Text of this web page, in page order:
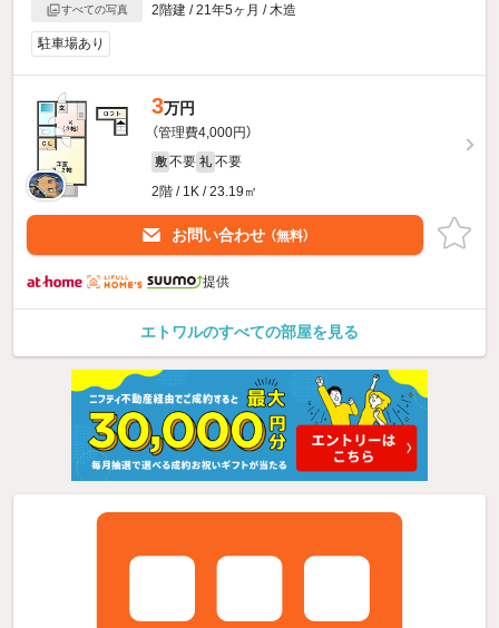
すべての写真
2階建 / 21年5ヶ月 / 木造
駐車場あり
3万円
（管理費4,000円）
敷 不要 礼 不要
2階 / 1K / 23.19㎡
お問い合わせ （無料）
提供
エトワルのすべての部屋を見る